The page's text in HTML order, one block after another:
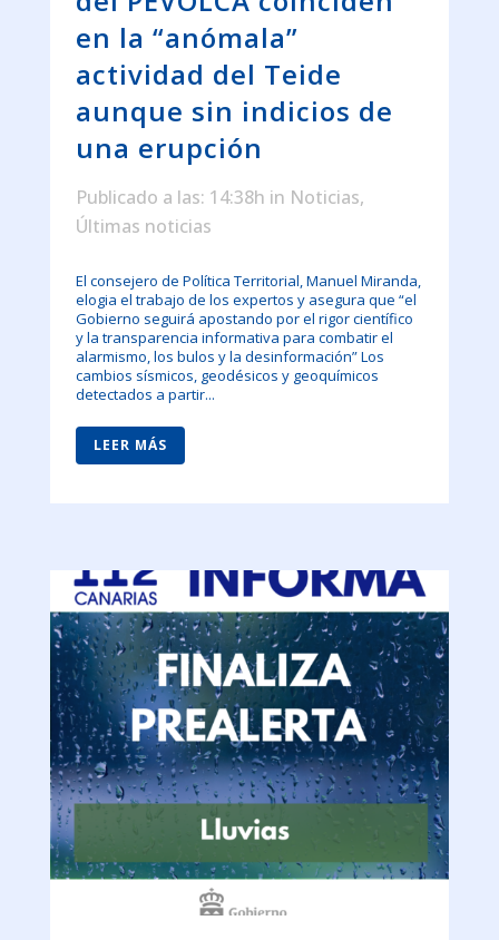
en la “anómala”
actividad del Teide
aunque sin indicios de
una erupción
Publicado a las: 14:38h in Noticias,
Últimas noticias
El consejero de Política Territorial, Manuel Miranda,
elogia el trabajo de los expertos y asegura que “el
Gobierno seguirá apostando por el rigor científico
y la transparencia informativa para combatir el
alarmismo, los bulos y la desinformación” Los
cambios sísmicos, geodésicos y geoquímicos
detectados a partir...
LEER MÁS